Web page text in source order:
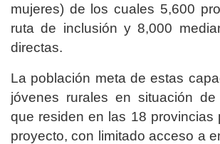
mujeres) de los cuales 5,600
ruta de inclusión y 8,000
directas.
La población meta de estas
jóvenes rurales en situación de
que residen en las 18 provincias
proyecto, con limitado acceso a